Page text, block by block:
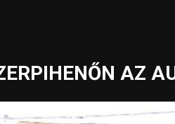
AZ